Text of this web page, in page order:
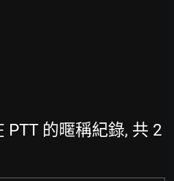
PTT 的暱稱紀錄, 共 2